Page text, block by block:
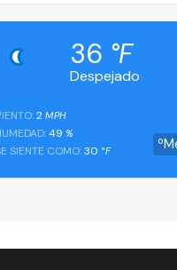
Despejado
36 °F
2 MPH
49 %
SIENTE COMO:30 °F